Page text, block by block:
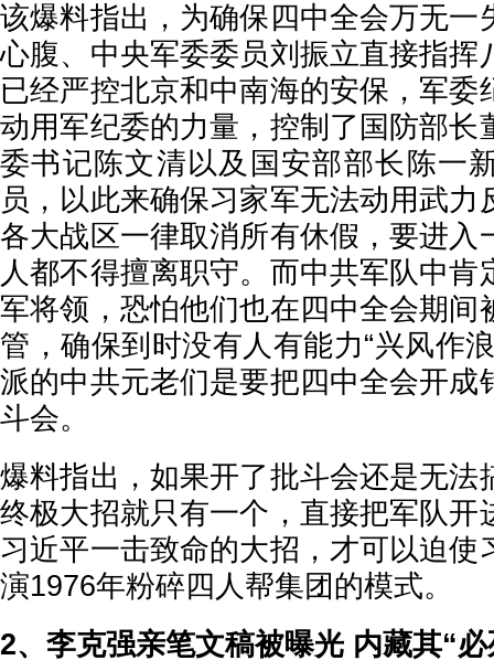
该爆料指出，为确保四中全会万无一
心腹、中央军委委员刘振立直接指挥
已经严控北京和中南海的安保，军委
动用军纪委的力量，控制了国防部长
委书记陈文清以及国安部部长陈一
员，以此来确保习家军无法动用武力
各大战区一律取消所有休假，要进入
人都不得擅离职守。而中共军队中肯
军将领，恐怕他们也在四中全会期间
管，确保到时没有人有能力“兴风作
派的中共元老们是要把四中全会开成
斗会。
爆料指出，如果开了批斗会还是无法
终极大招就只有一个，直接把军队开
习近平一击致命的大招，才可以迫使
演1976年粉碎四人帮集团的模式。
2、李克强亲笔文稿被曝光 内藏其“